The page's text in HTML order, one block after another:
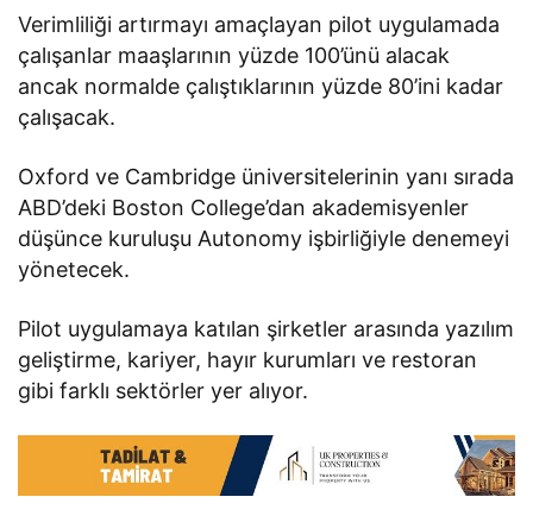
Verimliliği artırmayı amaçlayan pilot uygulamada
çalışanlar maaşlarının yüzde 100’ünü alacak
ancak normalde çalıştıklarının yüzde 80’ini kadar
çalışacak.
Oxford ve Cambridge üniversitelerinin yanı sırada
ABD’deki Boston College’dan akademisyenler
düşünce kuruluşu Autonomy işbirliğiyle denemeyi
yönetecek.
Pilot uygulamaya katılan şirketler arasında yazılım
geliştirme, kariyer, hayır kurumları ve restoran
gibi farklı sektörler yer alıyor.